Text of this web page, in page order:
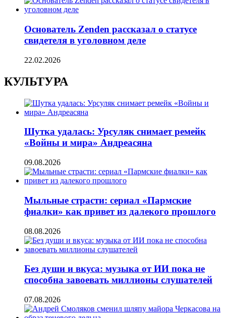
Основатель Zenden рассказал о статусе
свидетеля в уголовном деле
22.02.2026
КУЛЬТУРА
Шутка удалась: Урсуляк снимает ремейк
«Войны и мира» Андреасяна
09.08.2026
Мыльные страсти: сериал «Пармские
фиалки» как привет из далекого прошлого
08.08.2026
Без души и вкуса: музыка от ИИ пока не
способна завоевать миллионы слушателей
07.08.2026